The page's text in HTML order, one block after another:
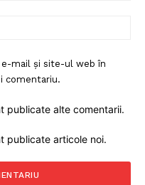
ROMÂNIA
mail și site-ul web în
comentariu.
publicate alte comentarii.
publicate articole noi.